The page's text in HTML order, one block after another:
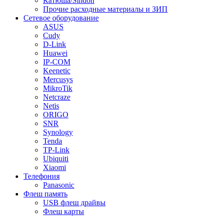
Прочие расходные материалы и ЗИП
Сетевое оборудование
ASUS
Cudy
D-Link
Huawei
IP-COM
Keenetic
Mercusys
MikroTik
Netcraze
Netis
ORIGO
SNR
Synology
Tenda
TP-Link
Ubiquiti
Xiaomi
Телефония
Panasonic
Флеш память
USB флеш драйвы
Флеш карты